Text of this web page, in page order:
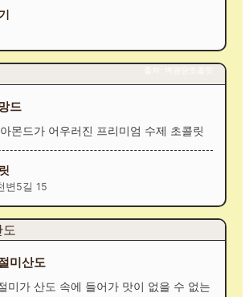
드
몬드가 어우러진 프리미엄 수제 초콜릿
변5길 15
미산도
미가 산도 속에 들어가 맛이 없을 수 없는